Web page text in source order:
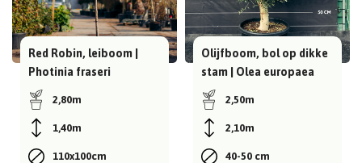
Red Robin, leiboom |
Photinia fraseri
2,80m
1,40m
110x100cm
Olijfboom, bol op dikke
stam | Olea europaea
2,50m
2,10m
40-50 cm